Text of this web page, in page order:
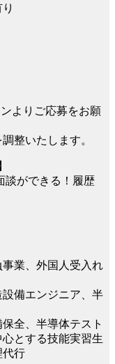
よりご応募をお願
整いたします。
談ができる！履歴
業、外国人受入れ
備エンジニア、半
全、半導体テスト
とする技能実習生
代行